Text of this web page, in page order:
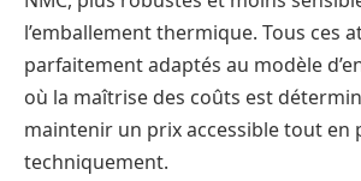
l’emballement thermique. Tous ces
parfaitement adaptés au modèle
où la maîtrise des coûts est
maintenir un prix accessible tout en
techniquement.